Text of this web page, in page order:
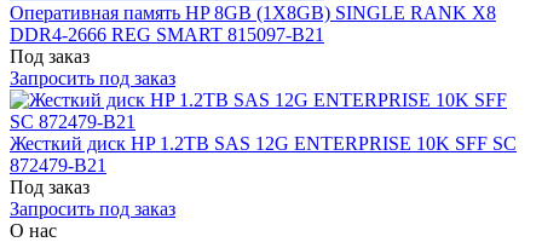
Оперативная память HP 8GB (1X8GB) SINGLE RANK X8
DDR4-2666 REG SMART 815097-B21
Под заказ
Запросить под заказ
Жесткий диск HP 1.2TB SAS 12G ENTERPRISE 10K SFF SC
872479-B21
Под заказ
Запросить под заказ
О нас